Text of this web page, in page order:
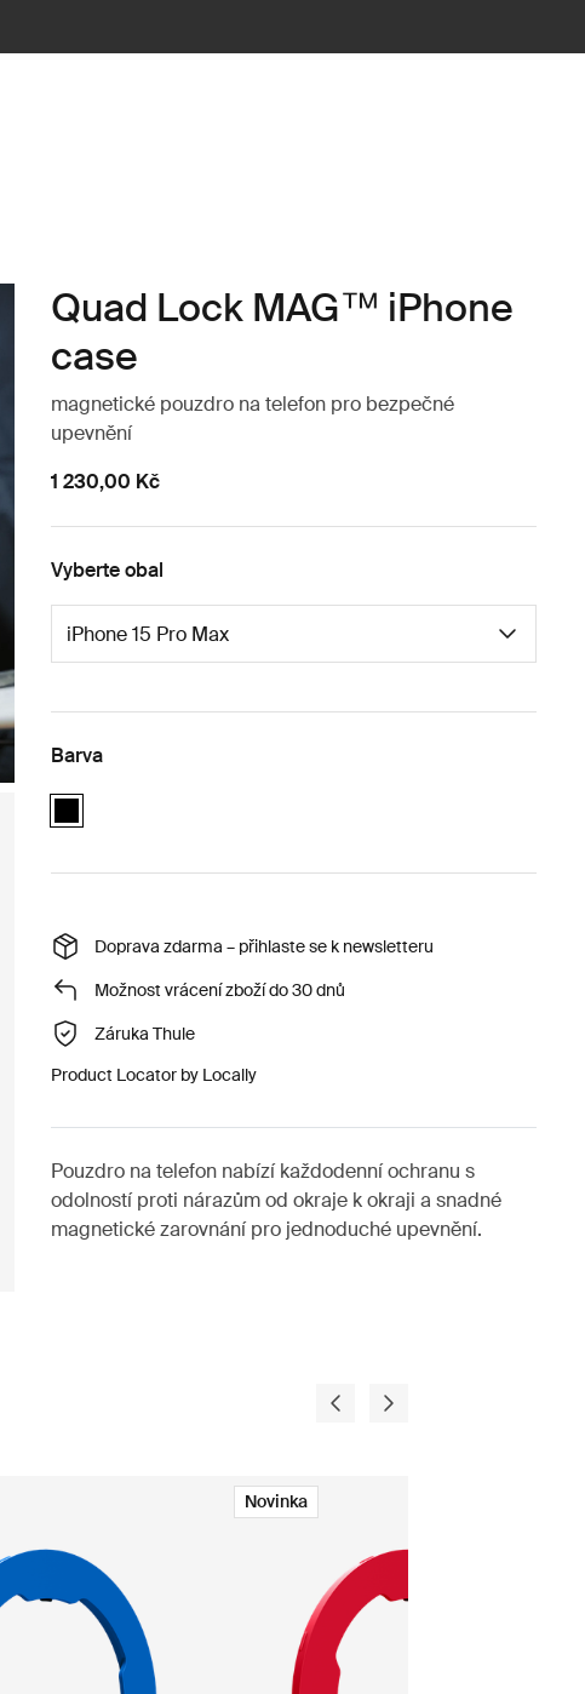
Quad Lock MAG™ iPhone
case
magnetické pouzdro na telefon pro bezpečné
upevnění
1 230,00 Kč
Vyberte obal
Barva
Doprava zdarma – přihlaste se k newsletteru
Možnost vrácení zboží do 30 dnů
Záruka Thule
Product Locator by Locally
Pouzdro na telefon nabízí každodenní ochranu s
odolností proti nárazům od okraje k okraji a snadné
magnetické zarovnání pro jednoduché upevnění.
Novinka